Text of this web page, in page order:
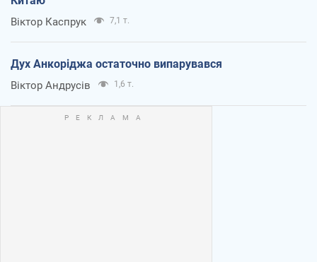
Віктор Каспрук 7,1 т.
Дух Анкоріджа остаточно випарувався
Віктор Андрусів 1,6 т.